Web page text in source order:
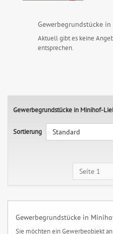
Gewerbegrundstücke
Aktuell gibt es keine
entsprechen.
Gewerbegrundstücke in Minihof-
Sortierung
Standard
Seite 1
Gewerbegrundstücke in
Sie möchten ein Gewerbeobjekt